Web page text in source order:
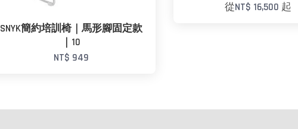
SNYK簡約培訓椅｜馬形腳固定款
｜10
NT$ 949
從NT$ 16,500 起